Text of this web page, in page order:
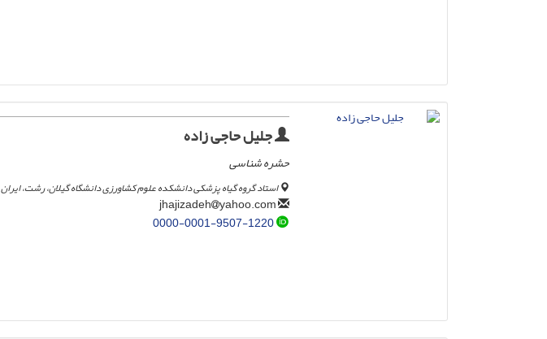
جلیل حاجی زاده
حشره شناسی
استاد گروه گیاه پزشکی دانشکده علوم کشاورزی دانشگاه گیلان، رشت، ایران
yahoo.com
0000-0001-9507-1220